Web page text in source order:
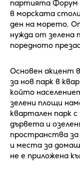
партията Форум
в морската
ден на морето.
нужда от зелена
поредното
Основен акцент
за нов парк в
който
зелени площи
квартален парк
дървета и
пространства
и места за
не е приложена